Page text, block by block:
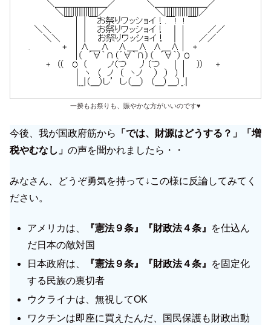
一揆もお祭りも、賑やかな方がいいのです♥
今後、我が国政府筋から
「では、財源はどうする？」「増
税やむなし」 の声を聞かれましたら・・
みなさん、どうぞ勇気を持って↓この様に反論してみてく
ださい。
アメリカは、 『憲法９条』『財政法４条』
を仕込ん
だ日本の敵対国
日本政府は、
『憲法９条』『財政法４条』
を固定化
する民族の裏切者
ウクライナは、無視してOK
ワクチンは即座に買えたんだ、国民保護も財政出動